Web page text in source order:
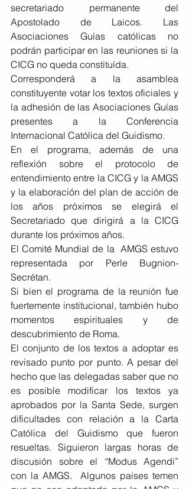
secretariado permanente del
Apostolado de Laicos. Las
Asociaciones Guías católicas no
podrán participar en las reuniones si la
CICG no queda constituída.
Corresponderá a la asamblea
constituyente votar los textos oficiales y
la adhesión de las Asociaciones Guías
presentes a la Conferencia
Internacional Católica del Guidismo.
En el programa, además de una
reflexión sobre el protocolo de
entendimiento entre la CICG y la AMGS
y la elaboración del plan de acción de
los años próximos se elegirá el
Secretariado que dirigirá a la CICG
durante los próximos años.
El Comité Mundial de la  AMGS estuvo
representada por Perle Bugnion-
Secrétan.
Si bien el programa de la reunión fue
fuertemente institucional, también hubo
momentos espirituales y de
descubrimiento de Roma.
El conjunto de los textos a adoptar es
revisado punto por punto. A pesar del
hecho que las delegadas saber que no
es posible modificar los textos ya
aprobados por la Santa Sede, surgen
dificultades con relación a la Carta
Católica del Guidismo que fueron
resueltas. Siguieron largas horas de
discusión sobre el “Modus Agendi”
con la AMGS.  Algunos paises temen